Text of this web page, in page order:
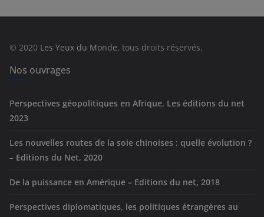
e
s
© 2020 Les Yeux du Monde, tous droits réservés.
Nos ouvrages
Perspectives géopolitiques en Afrique, Les éditions du net
2023
Les nouvelles routes de la soie chinoises : quelle évolution ?
– Editions du Net, 2020
De la puissance en Amérique – Editions du net, 2018
Perspectives diplomatiques, les politiques étrangères au